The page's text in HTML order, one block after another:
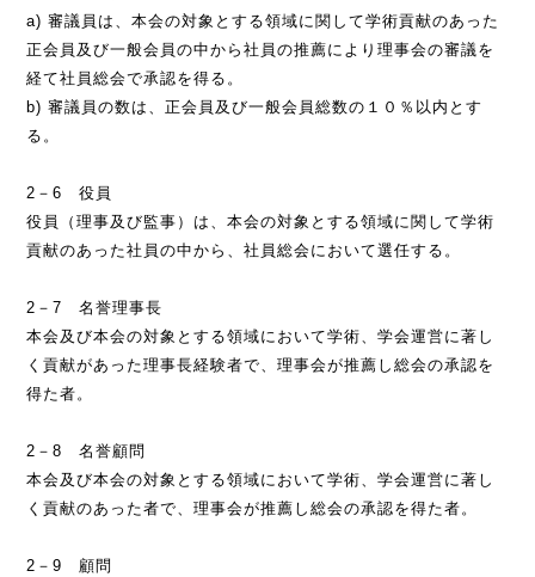
a) 審議員は、本会の対象とする領域に関して学術貢献のあった
正会員及び一般会員の中から社員の推薦により理事会の審議を
経て社員総会で承認を得る。
b) 審議員の数は、正会員及び一般会員総数の１０％以内とす
る。
2－6 役員
役員（理事及び監事）は、本会の対象とする領域に関して学術
貢献のあった社員の中から、社員総会において選任する。
2－7 名誉理事長
本会及び本会の対象とする領域において学術、学会運営に著し
く貢献があった理事長経験者で、理事会が推薦し総会の承認を
得た者。
2－8 名誉顧問
本会及び本会の対象とする領域において学術、学会運営に著し
く貢献のあった者で、理事会が推薦し総会の承認を得た者。
2－9 顧問